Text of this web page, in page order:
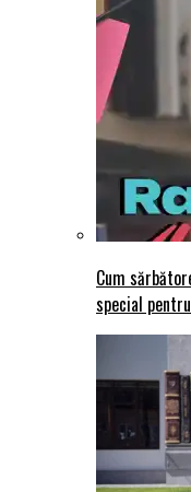
Cum
special